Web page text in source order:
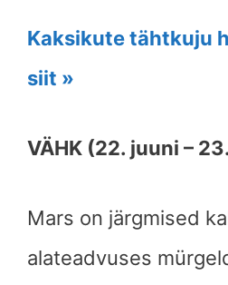
Kaksikute tähtkuju
siit »
VÄHK (22. juuni –
Mars on järgmised
alateadvuses